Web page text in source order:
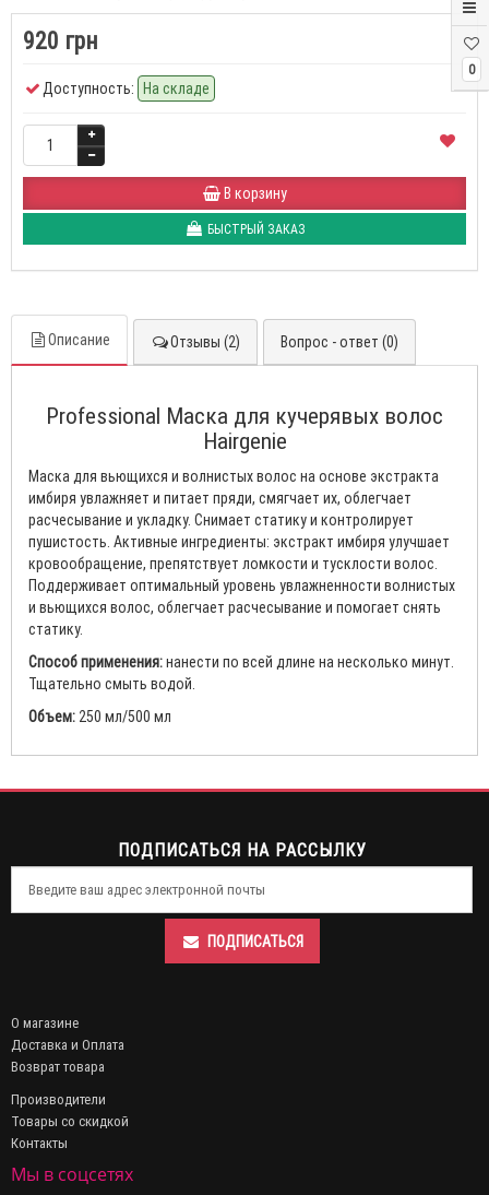
0
920 грн
Доступность: На складе
В корзину
БЫСТРЫЙ ЗАКАЗ
Описание Отзывы (2) Вопрос - ответ (0)
Professional Маска для кучерявых волос
Hairgenie
Маска для вьющихся и волнистых волос на основе экстракта
имбиря увлажняет и питает пряди, смягчает их, облегчает
расчесывание и укладку. Снимает статику и контролирует
пушистость. Активные ингредиенты: экстракт имбиря улучшает
кровообращение, препятствует ломкости и тусклости волос.
Поддерживает оптимальный уровень увлажненности волнистых
и вьющихся волос, облегчает расчесывание и помогает снять
статику.
Способ применения:нанести по всей длине на несколько минут.
Тщательно смыть водой.
Объем: 250 мл/500 мл
ПОДПИСАТЬСЯ НА РАССЫЛКУ
ПОДПИСАТЬСЯ
О магазине
Доставка и Оплата
Возврат товара
Производители
Товары со скидкой
Контакты
Мы в соцсетях